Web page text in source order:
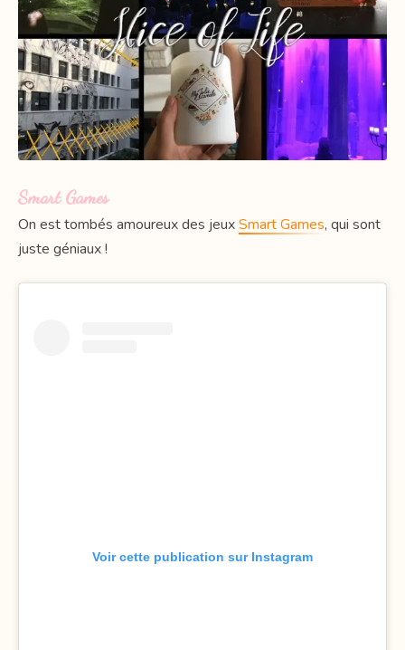
Smart Games
On est tombés amoureux des jeuxSmart Games, qui sont
juste géniaux !
Voir cette publication sur Instagram